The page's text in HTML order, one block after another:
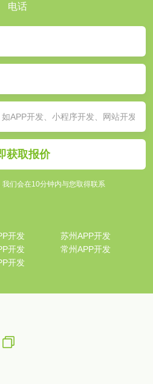
电话
获取报价
们会在10分钟内与您取得联系
开发
苏州APP开发
开发
常州APP开发
开发